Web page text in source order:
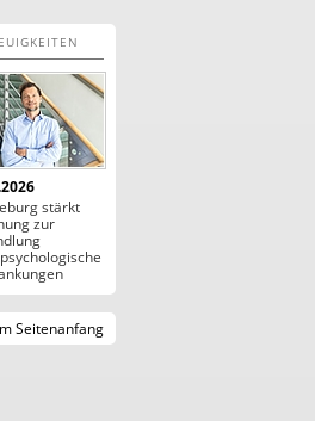
stärkt
zur
Seitenanfang